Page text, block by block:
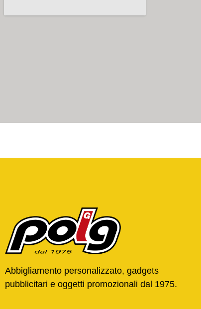
Abbigliamento personalizzato, gadgets
pubblicitari e oggetti promozionali dal 1975.